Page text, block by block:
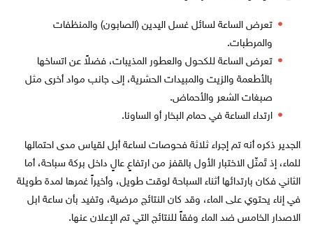
تعرض الساعة لسائل غسل اليدين (الصابون) والمنظفات
والمرطبات.
تعرض الساعة للكحول والعطور المذيبات، فضلاً عن اتساخها
بالأطعمة والزيت والمبيدات الحشرية، إلى جانب مواد أخرى مثل
صبغات الشعر والأحماض.
ارتداء الساعة في حمام البخار أو الساونا.
الجدير ذكره أنه تم إجراء ثلاثة فحوصات لساعة أبل لقياس مدى احتمالها
للماء، إذ تَمثّل الاختبار الأول بالقفز من ارتفاعٍ عالٍ داخل بركة سباحة، أما
الثاني فكان بارتدائها أثناء السباحة لوقت طويل، وأخيراً غمرها لمدة طويلة
في إناء يحتوي على الماء، وقد كان النتائج مرضية، وتفيد بأن ساعة ابل
الاصدار الخامس ضد الماء وفقاً للنتائج التي تم الإعلان عنها.